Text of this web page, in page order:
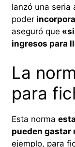
lanzó una seria
poder
aseguró que
ingresos para
La
para
Esta norma
pueden gastar
ejemplo, para